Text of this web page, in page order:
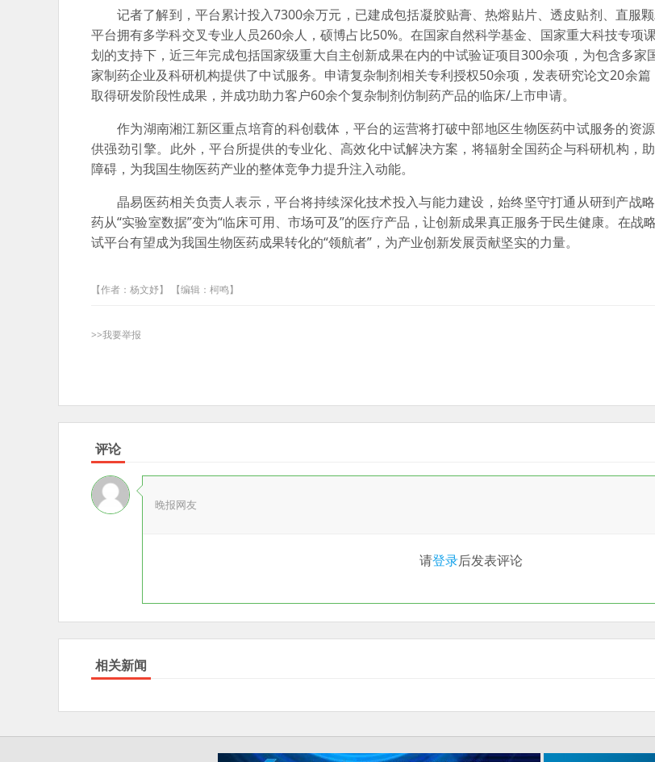
记者了解到，平台累计投入7300余万元，已建成包括凝胶贴膏、热熔贴片、透皮贴剂、直服颗
平台拥有多学科交叉专业人员260余人，硕博占比50%。在国家自然科学基金、国家重大科技专项
划的支持下，近三年完成包括国家级重大自主创新成果在内的中试验证项目300余项，为包含多家
家制药企业及科研机构提供了中试服务。申请复杂制剂相关专利授权50余项，发表研究论文20余
取得研发阶段性成果，并成功助力客户60余个复杂制剂仿制药产品的临床/上市申请。
作为湖南湘江新区重点培育的科创载体，平台的运营将打破中部地区生物医药中试服务的资
供强劲引擎。此外，平台所提供的专业化、高效化中试解决方案，将辐射全国药企与科研机构，
障碍，为我国生物医药产业的整体竞争力提升注入动能。
晶易医药相关负责人表示，平台将持续深化技术投入与能力建设，始终坚守打通从研到产战
药从“实验室数据”变为“临床可用、市场可及”的医疗产品，让创新成果真正服务于民生健康。在战
试平台有望成为我国生物医药成果转化的“领航者”，为产业创新发展贡献坚实的力量。
【作者：杨文妤】 【编辑：柯鸣】
>>我要举报
评论
晚报网友
请登录后发表评论
相关新闻